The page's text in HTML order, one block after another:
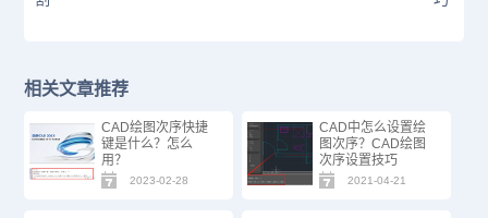
相关文章推荐
CAD绘图次序快捷
键是什么？怎么
用？
2023-02-28
CAD中怎么设置绘
图次序？CAD绘图
次序设置技巧
2021-04-21